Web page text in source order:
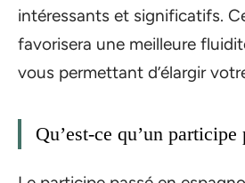
intéressants et significatifs.
favorisera une meilleure
vous permettant d’élargir
Qu’est-ce qu’un participe